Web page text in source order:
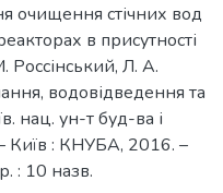
очищення стічних вод
в присутності
Россінський, Л. А.
водовідведення та
нац. ун-т буд-ва і
Київ : КНУБА, 2016. –
: 10 назв.